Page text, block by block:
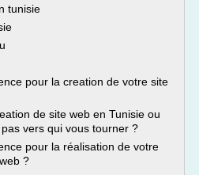
tunisie
pour la creation de votre site
de site web en Tunisie ou
vers qui vous tourner ?
pour la réalisation de votre
?